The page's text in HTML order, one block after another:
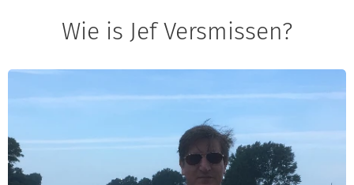
Wie is Jef Versmissen?